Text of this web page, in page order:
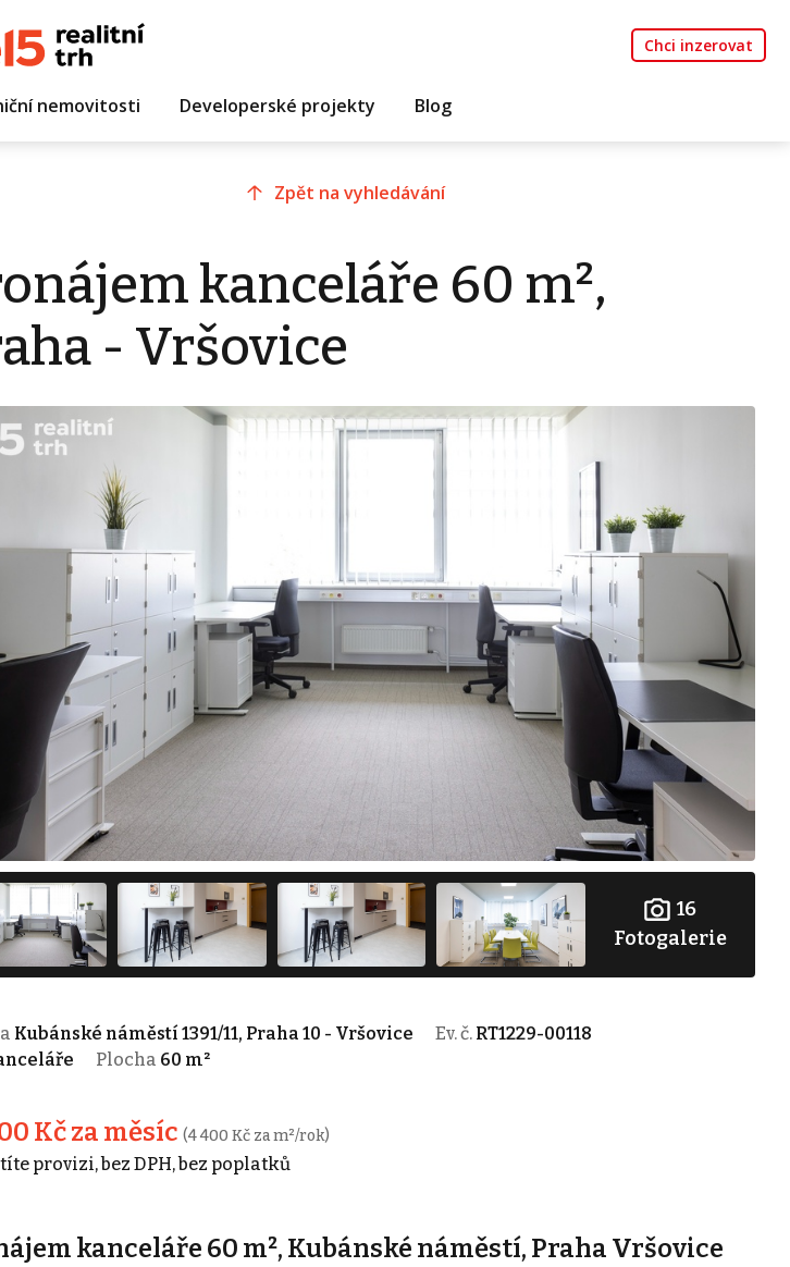
Chci inzerovat
nemovitosti Developerské projekty Blog
Zpět na vyhledávání
kanceláře 60 m²,
- Vršovice
16
Fotogalerie
Kubánské náměstí 1391/11, Praha 10 - Vršovice Ev. č. RT1229-00118
Plocha 60 m²
Kč za měsíc (4 400 Kč za m²/rok)
provizi, bez DPH, bez poplatků
kanceláře 60 m², Kubánské náměstí, Praha Vršovice